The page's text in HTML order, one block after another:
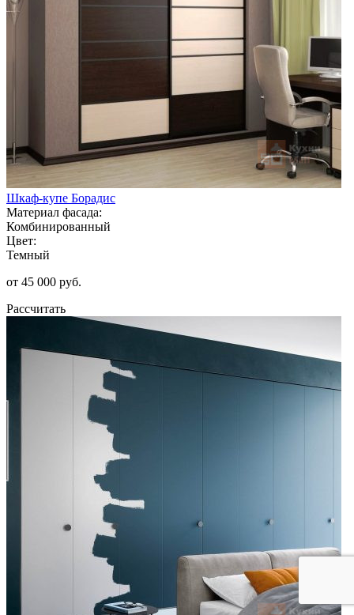
Шкаф-купе Борадис
Материал фасада:
Комбинированный
Цвет:
Темный
от 45 000 руб.
Рассчитать